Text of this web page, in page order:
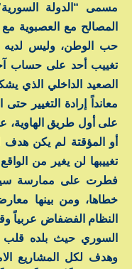
مسمى “الدولة
المصالح مع العصبوية
حب الوطن، وليس لديه
تغييب أحد على حساب
الصعيد الداخلي الذي
معانداً إرادة التغيير
على أول طريق الهاوية،
أو المؤقتة لم يكن هدف
تغييبها لن يغير من
فطرت على ممارسة
خطاها، ومن بينها
النظام الفضفاض عربياً
السوري حيث بلده قلب
وهدف لكل المشاريع